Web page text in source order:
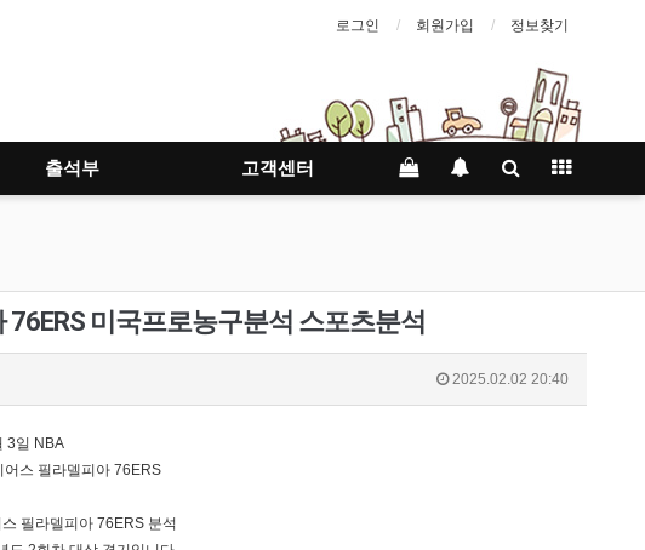
로그인 회원가입 정보찾기
출석부 고객센터
미국프로농구분석 스포츠분석
2025.02.02 20:40
3일 NBA
어스 필라델피아 76ERS
필라델피아 76ERS 분석